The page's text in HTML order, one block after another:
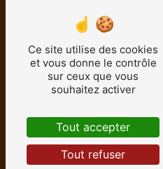
NOS
Porte
Menuiserie intérieure
Agencement
Menuiserie
Store
Ce site utilise des cookies
et vous donne le contrôle
sur ceux que vous
souhaitez activer
Tout accepter
Tout refuser